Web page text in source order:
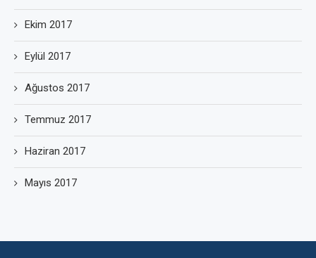
Ekim 2017
Eylül 2017
Ağustos 2017
Temmuz 2017
Haziran 2017
Mayıs 2017